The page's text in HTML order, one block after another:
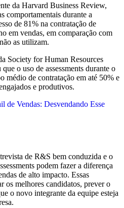
da Harvard Business Review,
comportamentais durante a
de 81% na contratação de
em vendas, em comparação com
as utilizam.
Society for Human Resources
o uso de assessments durante o
médio de contratação em até 50% e
e produtivos.
de Vendas: Desvendando Esse
de R&S bem conduzida e o
podem fazer a diferença
de alto impacto. Essas
os melhores candidatos, prever o
o novo integrante da equipe esteja